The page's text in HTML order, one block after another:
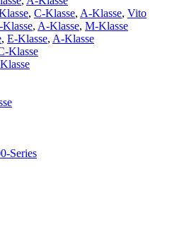
, C-Klasse, A-Klasse, Vito
Klasse, A-Klasse, M-Klasse
, E-Klasse, A-Klasse
Klasse
Series